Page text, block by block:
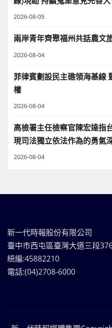
2026-08-05
兩岸青年齊聚福州共話農文
2026-08-04
菲律賓劃設民主礁領海基線
權
2026-08-04
高檢署主任檢察官陳宏達指
現司法獨立依法作為的勇氣
2026-08-04
新一代時報股份有限公司
臺中市西屯區臺灣大道三段
統編:45882210
電話:(04)2708-6000